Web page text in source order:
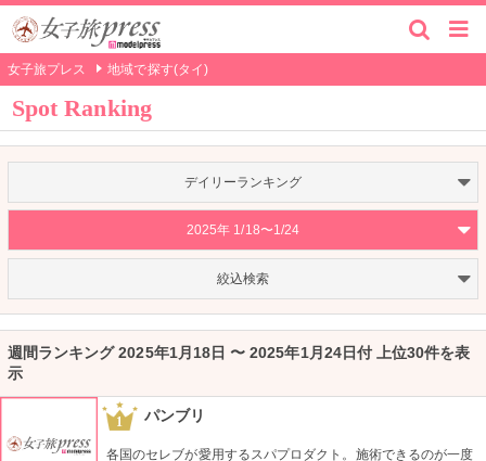
女子旅プレス 地域で探す(タイ)
Spot Ranking
デイリーランキング
2025年 1/18〜1/24
絞込検索
週間ランキング 2025年1月18日 〜 2025年1月24日付 上位30件を表
示
1 パンブリ
各国のセレブが愛用するスパプロダクト。施術できるのが一度